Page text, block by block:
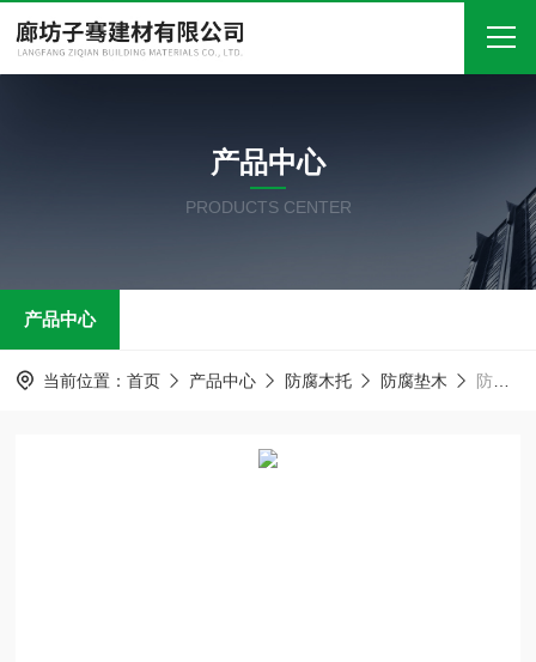
关于我们
产品中心
在线留言
产品中心
PRODUCTS CENTER
产品中心
当前位置： 首页 产品中心 防腐木托 防腐垫木 防腐垫木 大型空调木托 保冷垫木